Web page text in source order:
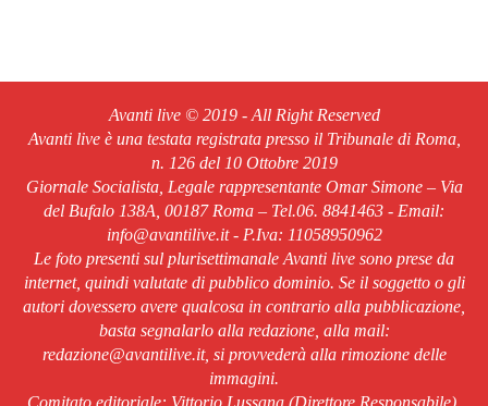
Avanti live © 2019 - All Right Reserved
Avanti live è una testata registrata presso il Tribunale di Roma,
n. 126 del 10 Ottobre 2019
Giornale Socialista, Legale rappresentante Omar Simone – Via
del Bufalo 138A, 00187 Roma – Tel.06. 8841463 - Email:
info@avantilive.it - P.Iva: 11058950962
Le foto presenti sul plurisettimanale Avanti live sono prese da
internet, quindi valutate di pubblico dominio. Se il soggetto o gli
autori dovessero avere qualcosa in contrario alla pubblicazione,
basta segnalarlo alla redazione, alla mail:
redazione@avantilive.it, si provvederà alla rimozione delle
immagini.